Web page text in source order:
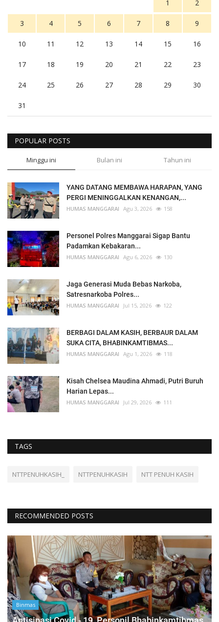
1 2
3 4 5 6 7 8 9
10 11 12 13 14 15 16
17 18 19 20 21 22 23
24 25 26 27 28 29 30
31
POPULAR POSTS
Minggu ini Bulan ini Tahun ini
YANG DATANG MEMBAWA HARAPAN, YANG
PERGI MENINGGALKAN KENANGAN,...
HUMAS MANGGARAI Agu 3, 2026 158
Personel Polres Manggarai Sigap Bantu
Padamkan Kebakaran...
HUMAS MANGGARAI Agu 6, 2026 130
Jaga Generasi Muda Bebas Narkoba,
Satresnarkoba Polres...
HUMAS MANGGARAI Jul 15, 2026 122
BERBAGI DALAM KASIH, BERBAUR DALAM
SUKA CITA, BHABINKAMTIBMAS...
HUMAS MANGGARAI Agu 1, 2026 118
Kisah Chelsea Maudina Ahmadi, Putri Buruh
Harian Lepas...
HUMAS MANGGARAI Jul 29, 2026 111
TAGS
NTTPENUHKASIH_ NTTPENUHKASIH NTT PENUH KASIH
RECOMMENDED POSTS
Binmas